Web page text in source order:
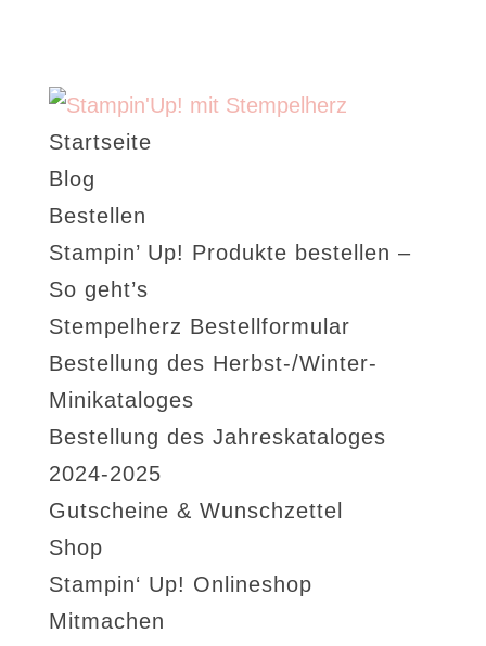
Startseite
Blog
Bestellen
Stampin’ Up! Produkte bestellen –
So geht’s
Stempelherz Bestellformular
Bestellung des Herbst-/Winter-
Minikataloges
Bestellung des Jahreskataloges
2024-2025
Gutscheine & Wunschzettel
Shop
Stampin‘ Up! Onlineshop
Mitmachen